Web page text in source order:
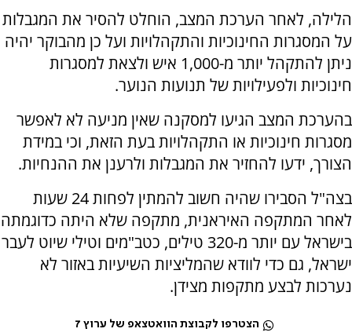
הלילה, לאחר הערכת המצב, הוחלט להסיר את המגבלות
על המסגרות החינוכיות והתקהלויות ועל כן מהבוקר יהיה
ניתן להתקהל יותר מ-1,000 איש ולצאת למסגרות
חינוכיות ולפעילויות של תנועות הנוער.
בהערכת המצב הגיעו למסקנה שאין מניעה לא לאפשר
מסגרות חינוכיות או התקהלויות בעת הזאת, וכי במידת
הצורך, ידעו להחזיר את המגבלות ולרענן את ההנחיות.
בצה"ל הסבירו שהיה חשוב להמתין לפחות 24 שעות
לאחר המתקפה האיראנית, מתקפה שלא היתה כדוגמתה
בישראל עם יותר מ-320 טילים, כטב"מים וטילי שיוט לעבר
ישראל, גם כדי לוודא שהמליציות השיעיות באזור לא
נערכות לבצע מתקפות מצידן.
הצטרפו לקבוצת הוואטצאפ של ערוץ 7